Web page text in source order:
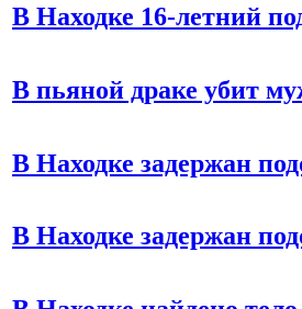
В Находке 16-летний
В пьяной драке убит
В Находке задержан
В Находке задержан